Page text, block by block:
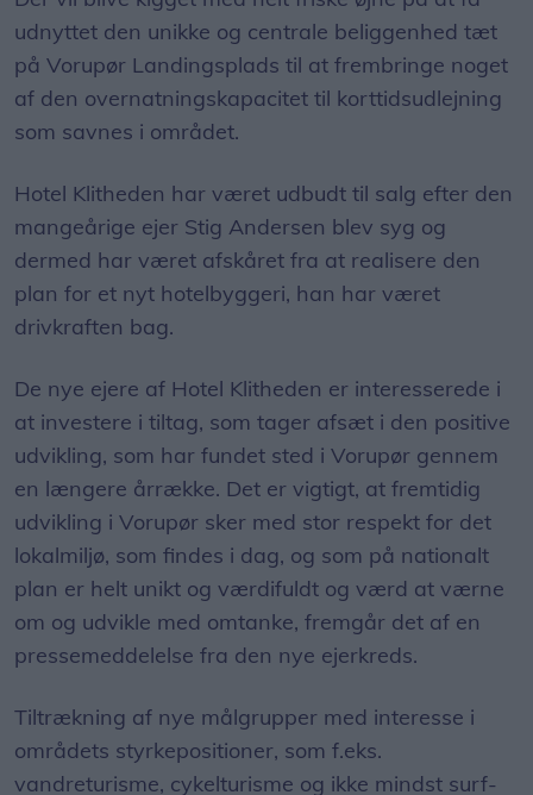
udnyttet den unikke og centrale beliggenhed tæt
på Vorupør Landingsplads til at frembringe noget
af den overnatningskapacitet til korttidsudlejning
som savnes i området.
Hotel Klitheden har været udbudt til salg efter den
mangeårige ejer Stig Andersen blev syg og
dermed har været afskåret fra at realisere den
plan for et nyt hotelbyggeri, han har været
drivkraften bag.
De nye ejere af Hotel Klitheden er interesserede i
at investere i tiltag, som tager afsæt i den positive
udvikling, som har fundet sted i Vorupør gennem
en længere årrække. Det er vigtigt, at fremtidig
udvikling i Vorupør sker med stor respekt for det
lokalmiljø, som findes i dag, og som på nationalt
plan er helt unikt og værdifuldt og værd at værne
om og udvikle med omtanke, fremgår det af en
pressemeddelelse fra den nye ejerkreds.
Tiltrækning af nye målgrupper med interesse i
områdets styrkepositioner, som f.eks.
vandreturisme, cykelturisme og ikke mindst surf-